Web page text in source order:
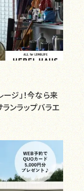
ジ」！今なら来
ンラップバラエ